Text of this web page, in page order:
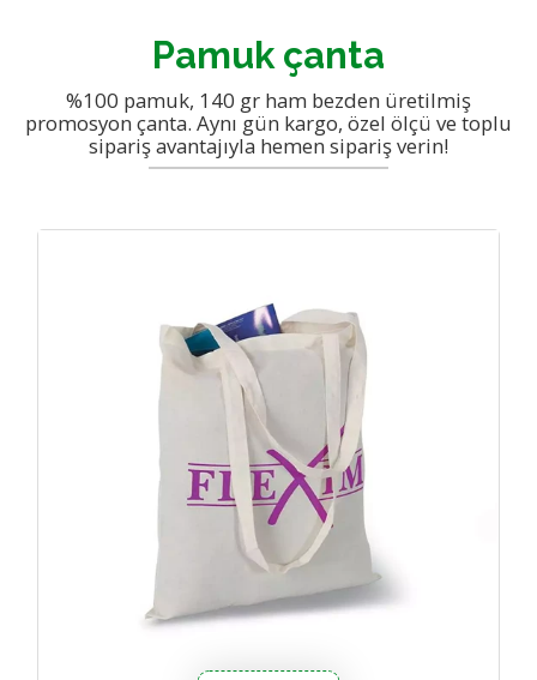
Gabardin çanta
Postacı Çantası
Plaj Çantası
Körüklü Çantalar
Ham Bez Ürünler
Teklif İsteyin
Baskılı bez Çanta imalatı
İletişim
Pamuk çanta
%100 pamuk, 140 gr ham bezden üretilmiş
promosyon çanta. Aynı gün kargo, özel ölçü ve toplu
sipariş avantajıyla hemen sipariş verin!